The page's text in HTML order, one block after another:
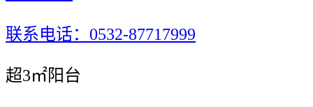
联系电话：0532-87717999
超3㎡阳台